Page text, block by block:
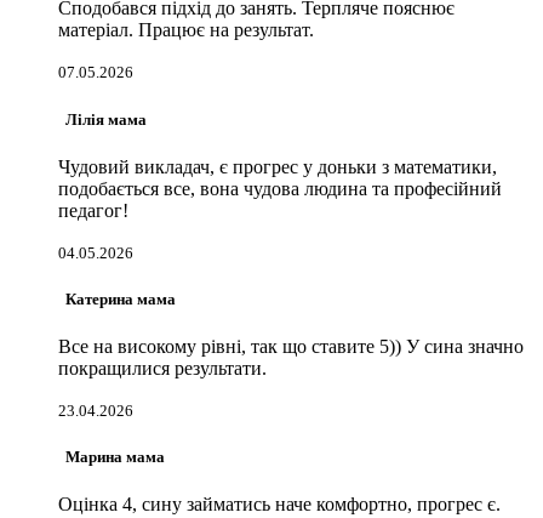
Сподобався підхід до занять. Терпляче пояснює
матеріал. Працює на результат.
07.05.2026
Лілія мама
Чудовий викладач, є прогрес у доньки з математики,
подобається все, вона чудова людина та професійний
педагог!
04.05.2026
Катерина мама
Все на високому рівні, так що ставите 5)) У сина значно
покращилися результати.
23.04.2026
Марина мама
Оцінка 4, сину займатись наче комфортно, прогрес є.